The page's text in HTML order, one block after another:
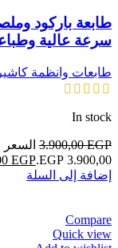
سرعة عالية
طابعات وانظمة كاشير
In stock
3.900,00EGP
3.900,00 EGP.
EGP
إضافة إلى السلة
Compare
Quick view